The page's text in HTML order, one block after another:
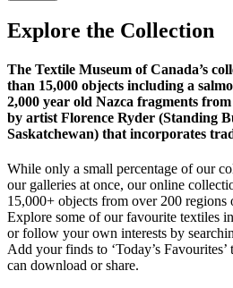
Explore the Collection
The Textile Museum of Canada’s
than 15,000 objects including a
2,000 year old Nazca fragments
by artist Florence Ryder (Standing
Saskatchewan) that incorporates
While only a small percentage of our
our galleries at once, our online
15,000+ objects from over 200
Explore some of our favourite textiles
or follow your own interests by
Add your finds to ‘Today’s
can download or share.